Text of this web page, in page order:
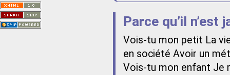
Parce qu’il
Vois-tu mon petit La
en société Avoir un
Vois-tu mon enfant Je
Saint-Nom.
Veuillez consulter le message du
service ci-dessous.
(401 - Invalid API key. Please see
https://openweathermap.org/faq#error401